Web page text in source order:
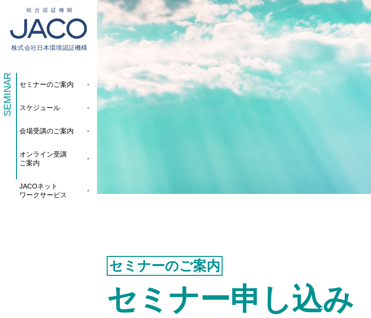
セミナーのご案内
セミナー申し込み
SEMINAR セミナーのご案内
スケジュール
会場受講のご案内
オンライン受講
ご案内
JACOネット
ワークサービス
総合認証機関JACO 認証サイト
サービス案内
新規認証取得のお客様
他機関から切り替えたいお客様
お客様専用ページ
労働安全衛生マネジメント
総合認証機関JACO セミナーサイト
セミナーニュース
JACOセミナー キャンセル規定
スケジュール